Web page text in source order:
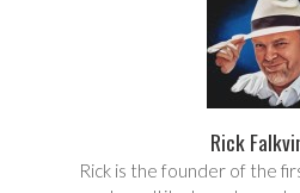
Rick
Rick is the founder of the